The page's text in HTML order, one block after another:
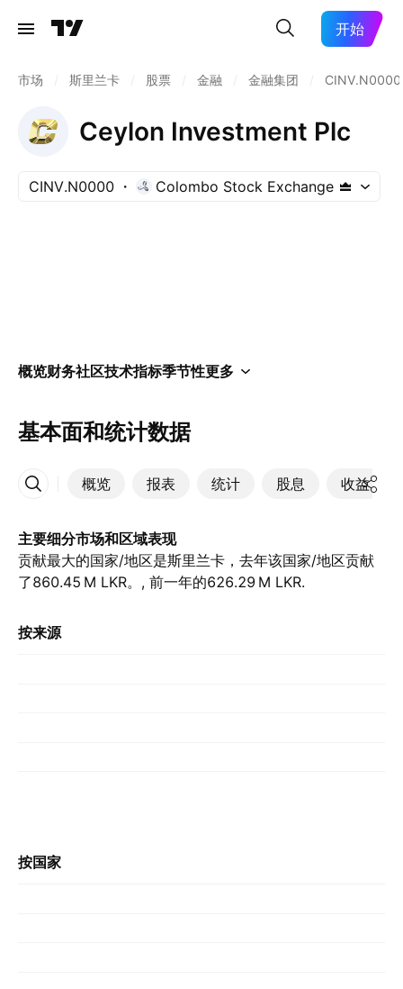
开始
市场 斯里兰卡 股票 金融 金融集团 CINV.N0000
Ceylon Investment Plc
CINV.N0000 Colombo Stock Exchange
概览财务社区技术指标季节性更多
基本面和统计数据
概览 报表 统计 股息 收益
更多
主要细分市场和区域表现
贡献最大的国家/地区是斯里兰卡，去年该国家/地区贡献
了‪860.45 M‬ LKR。, 前一年的‪626.29 M‬ LKR.
按来源
按国家